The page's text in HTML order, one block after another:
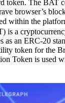
token. The BAT
browser’s
within the
is a
as an ERC-20
token for the
Token is used